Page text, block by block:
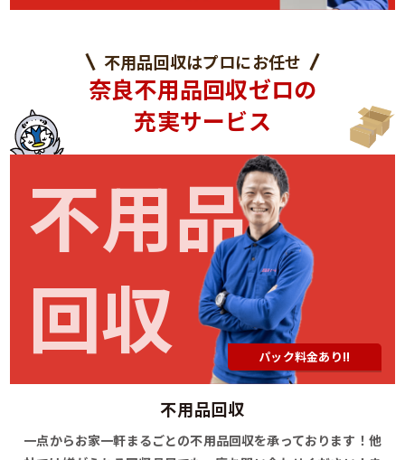
不用品回収はプロにお任せ
奈良不用品回収ゼロの
充実サービス
不用品
回収
パック料金あり!!
不用品回収
一点からお家一軒まるごとの不用品回収を承っております！他